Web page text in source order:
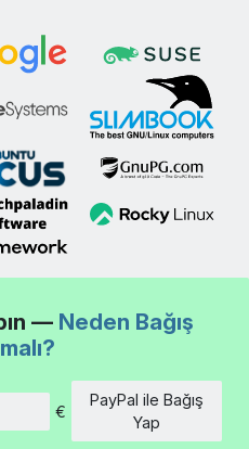
— Neden Bağış
€
PayPal ile Bağış
Yap